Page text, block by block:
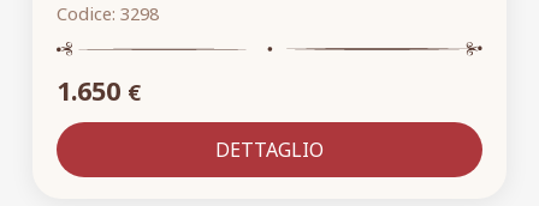
Codice: 3298
1.650 €
DETTAGLIO